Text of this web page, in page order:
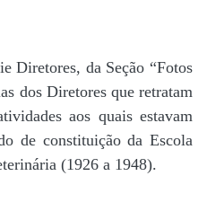
Diretores, da Seção “Fotos
dos Diretores que retratam
aos quais estavam
de constituição da Escola
(1926 a 1948).